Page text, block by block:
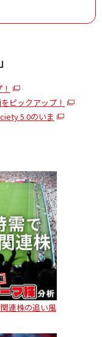
ピックアップ！
5.0のいま
連株の追い風